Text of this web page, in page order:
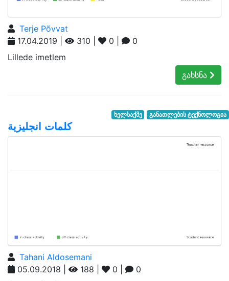
Terje Põvvat
17.04.2019 |
310 | 0 |
0
Lillede imetlem
გახსნა
ხელსაქმე განათლების ტექნოლოგია
كلمات انجليزية
Tahani Aldosemani
05.09.2018 |
188 | 0 |
0